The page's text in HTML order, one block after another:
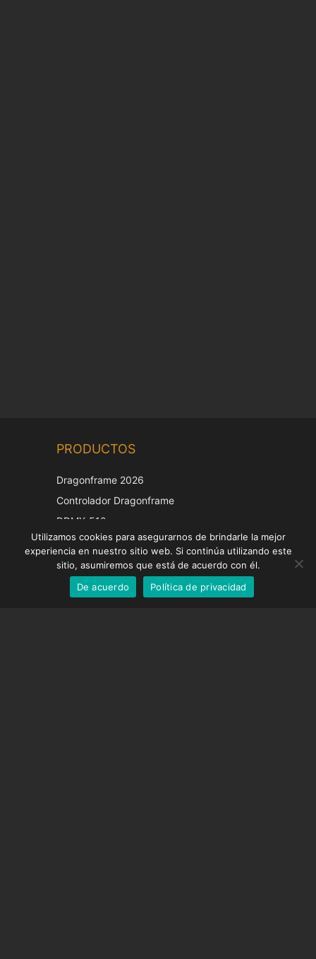
PRODUCTOS
Dragonframe 2026
Controlador Dragonframe
DDMX-512
DMC-32
Tapa de corrección EOS LV
Utilizamos cookies para asegurarnos de brindarle la mejor
experiencia en nuestro sitio web. Si continúa utilizando este
sitio, asumiremos que está de acuerdo con él.
De acuerdo
Política de privacidad
Spanish
English
German